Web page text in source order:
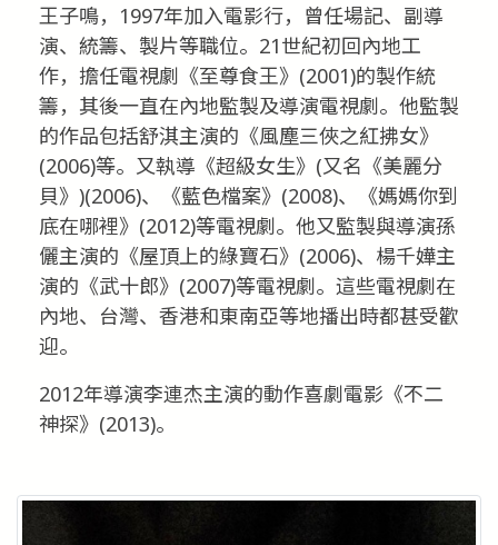
王子鳴，1997年加入電影行，曾任場記、副導
演、統籌、製片等職位。21世紀初回內地工
作，擔任電視劇《至尊食王》(2001)的製作統
籌，其後一直在內地監製及導演電視劇。他監製
的作品包括舒淇主演的《風塵三俠之紅拂女》
(2006)等。又執導《超級女生》(又名《美麗分
貝》)(2006)、《藍色檔案》(2008)、《媽媽你到
底在哪裡》(2012)等電視劇。他又監製與導演孫
儷主演的《屋頂上的綠寶石》(2006)、楊千嬅主
演的《武十郎》(2007)等電視劇。這些電視劇在
內地、台灣、香港和東南亞等地播出時都甚受歡
迎。
2012年導演李連杰主演的動作喜劇電影《不二
神探》(2013)。